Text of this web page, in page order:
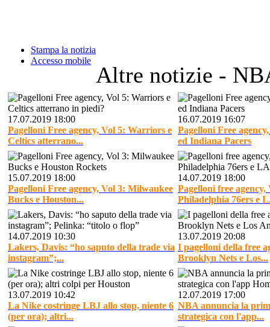
Stampa la notizia
Accesso mobile
Altre notizie -
17.07.2019 18:00
Pagelloni Free agency, Vol 5: Warriors e
Celtics atterrano...
16.07.2019 16:07
Pagelloni Free
ed Indiana Pacers
15.07.2019 18:00
Pagelloni Free agency, Vol 3: Milwaukee
Bucks e Houston...
14.07.2019 18:00
Pagelloni free agency,
Philadelphia 76ers e
14.07.2019 10:30
Lakers, Davis: “ho saputo della trade via
instagram”;...
13.07.2019 20:08
I pagelloni della free
Brooklyn Nets e Los...
13.07.2019 10:42
La Nike costringe LBJ allo stop, niente 6
(per ora); altri...
12.07.2019 17:00
NBA annuncia la
strategica con l'app...